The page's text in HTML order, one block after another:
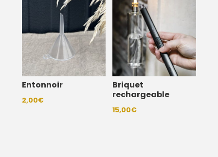
Entonnoir
2,00€
Briquet
rechargeable
15,00€